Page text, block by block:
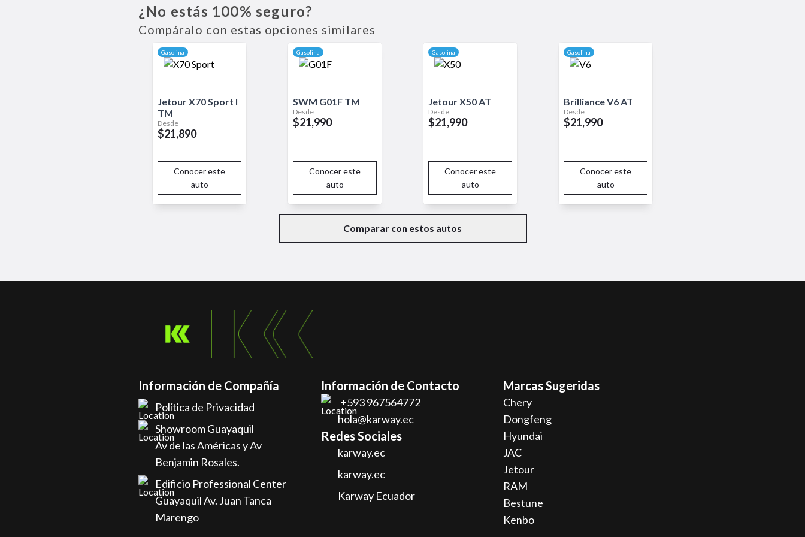
CarPlay y Android Auto, lo que facilita la integración de dispositivos móviles. En términos de seguridad, el Citroën C4 está
equipado con múltiples airbags, frenos ABS y control de estabilidad, garantizando una conducción segura en todo momento. Sus
asientos ergonómicos y amplio espacio interior ofrecen un confort superior, mientras que su motor eficiente asegura un
rendimiento óptimo y económico.
¿No estás 100% seguro?
Compáralo con estas opciones similares
Gasolina
JetourX70 Sport I
TM
Desde
$21,890
Conocer este
auto
Gasolina
SWM G01F TM
Desde
$21,990
Conocer este
auto
Gasolina
JetourX50AT
Desde
$21,990
Conocer este
auto
Gasolina
BrillianceV6AT
Desde
$21,990
Conocer este
auto
Comparar con estos autos
Información de Compañía
Política de Privacidad
Showroom Guayaquil
Av de las Américas y Av
Benjamin Rosales.
Edificio Professional Center
Guayaquil Av. Juan Tanca
Marengo
Información de Contacto
+593 967564772
hola@karway.ec
Redes Sociales
karway.ec
karway.ec
Karway Ecuador
Marcas Sugeridas
Chery
Dongfeng
Hyundai
JAC
Jetour
RAM
Bestune
Kenbo